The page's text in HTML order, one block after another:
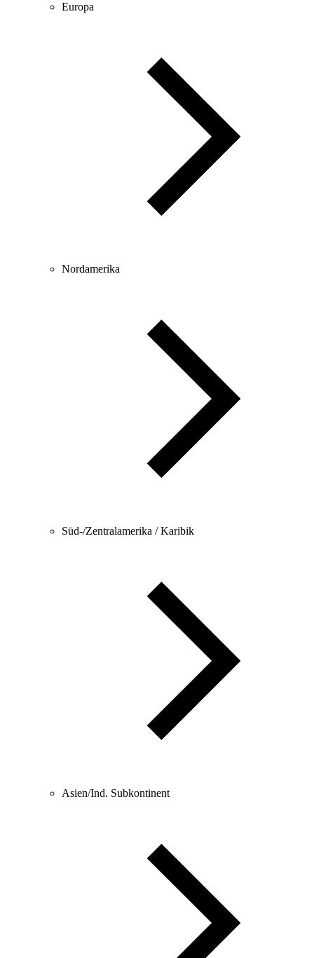
Europa
Nordamerika
Süd-/Zentralamerika / Karibik
Asien/Ind. Subkontinent